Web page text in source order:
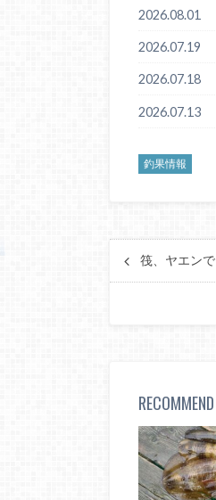
2026.08.01
2026.07.19
2026.07.18
2026.07.13
釣果情報
筏、ヤエンで
RECOMMEND